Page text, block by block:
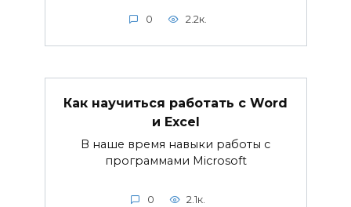
0 2.2к.
Как научиться работать с Word
и Excel
В наше время навыки работы с
программами Microsoft
0 2.1к.